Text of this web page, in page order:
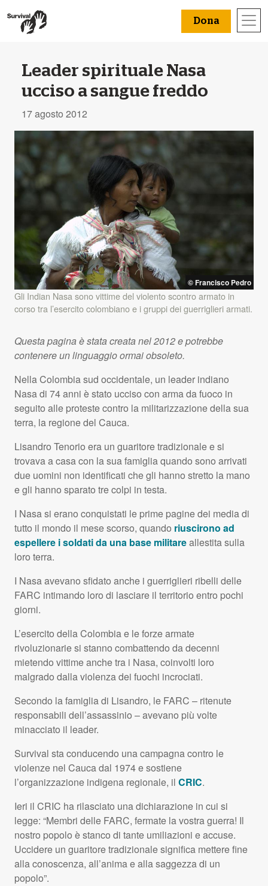
Dona
Leader spirituale Nasa
ucciso a sangue freddo
17 agosto 2012
© Francisco Pedro
Gli Indian Nasa sono vittime del violento scontro armato in
corso tra l’esercito colombiano e i gruppi dei guerriglieri armati.
Questa pagina è stata creata nel 2012 e potrebbe
contenere un linguaggio ormai obsoleto.
Nella Colombia sud occidentale, un leader indiano
Nasa di 74 anni è stato ucciso con arma da fuoco in
seguito alle proteste contro la militarizzazione della sua
terra, la regione del Cauca.
Lisandro Tenorio era un guaritore tradizionale e si
trovava a casa con la sua famiglia quando sono arrivati
due uomini non identificati che gli hanno stretto la mano
e gli hanno sparato tre colpi in testa.
I Nasa si erano conquistati le prime pagine dei media di
tutto il mondo il mese scorso, quando riuscirono ad
espellere i soldati da una base militareallestita sulla
loro terra.
I Nasa avevano sfidato anche i guerriglieri ribelli delle
FARC intimando loro di lasciare il territorio entro pochi
giorni.
L’esercito della Colombia e le forze armate
rivoluzionarie si stanno combattendo da decenni
mietendo vittime anche tra i Nasa, coinvolti loro
malgrado dalla violenza dei fuochi incrociati.
Secondo la famiglia di Lisandro, le FARC – ritenute
responsabili dell’assassinio – avevano più volte
minacciato il leader.
Survival sta conducendo una campagna contro le
violenze nel Cauca dal 1974 e sostiene
l’organizzazione indigena regionale, il CRIC.
Ieri il CRIC ha rilasciato una dichiarazione in cui si
legge: “Membri delle FARC, fermate la vostra guerra! Il
nostro popolo è stanco di tante umiliazioni e accuse.
Uccidere un guaritore tradizionale significa mettere fine
alla conoscenza, all’anima e alla saggezza di un
popolo”.